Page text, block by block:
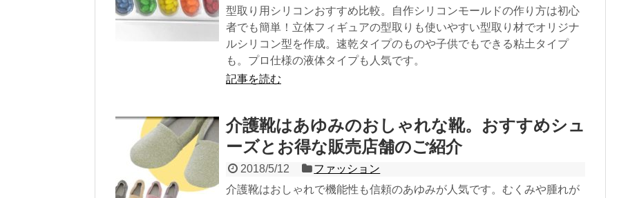
型取り用シリコンおすすめ比較。自作シリコンモールドの作り方は初心
者でも簡単！立体フィギュアの型取りも使いやすい型取り材でオリジナ
ルシリコン型を作成。速乾タイプのものや子供でもできる粘土タイプ
も。プロ仕様の液体タイプも人気です。
記事を読む
介護靴はあゆみのおしゃれな靴。おすすめシュ
ーズとお得な販売店舗のご紹介
2018/5/12
ファッション
介護靴はおしゃれで機能性も信頼のあゆみが人気です。むくみや腫れが